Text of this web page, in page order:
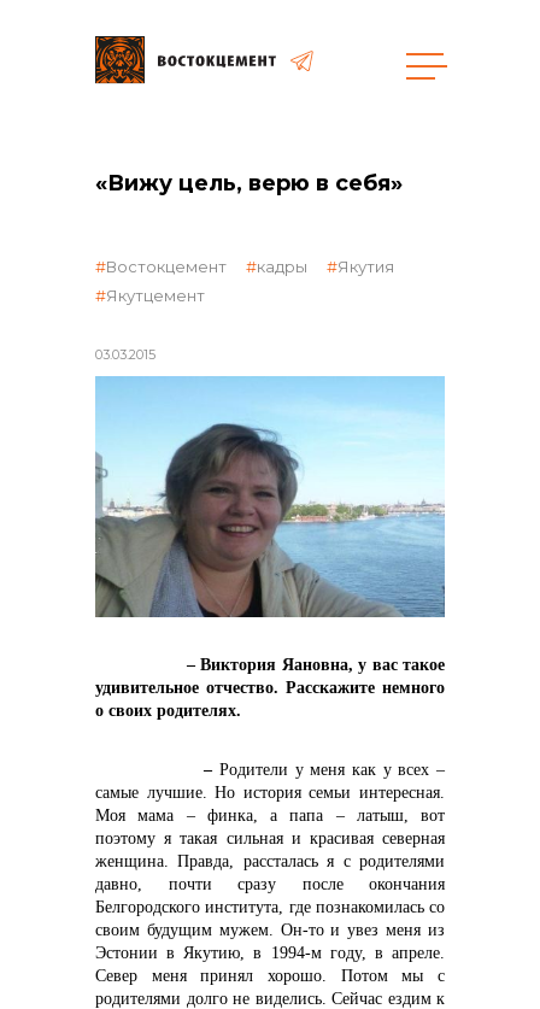
реализация неликвидов
контакты отдела закупок
«Вижу цель, верю в себя»
03.03.2015
Востокцемент кадры
Якутия
Якутцемент
– Виктория Яановна, у вас такое
удивительное отчество. Расскажите немного
о своих родителях.
–Родители у меня как у всех –
самые лучшие. Но история семьи интересная.
Моя мама – финка, а папа – латыш, вот
поэтому я такая сильная и красивая северная
женщина. Правда, рассталась я с родителями
давно, почти сразу после окончания
Белгородского института, где познакомилась со
своим будущим мужем. Он-то и увез меня из
Эстонии в Якутию, в 1994-м году, в апреле.
Север меня принял хорошо. Потом мы с
родителями долго не виделись. Сейчас ездим к